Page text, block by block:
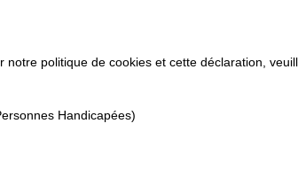
politique de cookies et cette déclaration,
Handicapées)